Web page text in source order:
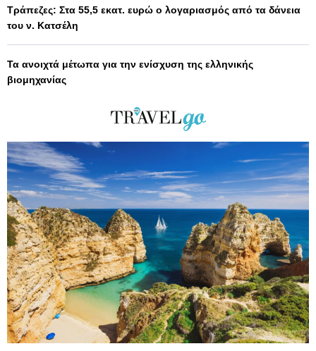
Τράπεζες: Στα 55,5 εκατ. ευρώ ο λογαριασμός από τα δάνεια
του ν. Κατσέλη
Τα ανοιχτά μέτωπα για την ενίσχυση της ελληνικής
βιομηχανίας